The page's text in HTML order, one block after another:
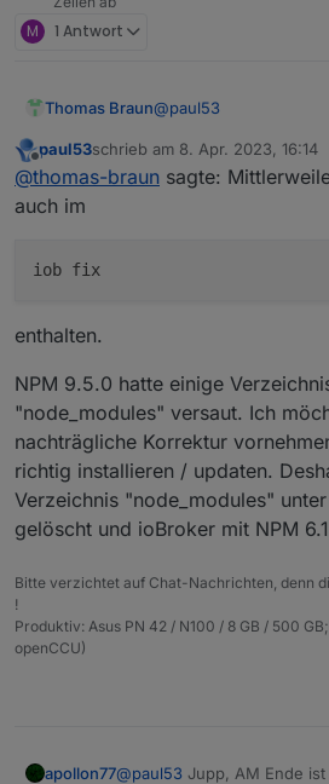
M 1 Antwort
Thomas Braun@paul53
Würde ich nicht
Korrektur auch im
Offline
paul53schrieb am 8. Apr. 2023, 16:14
zuletzt editiert von
@thomas-braun sagte:
auch im
enthalten.
NPM 9.5.0 hatte einige
"node_modules" versaut. Ich
nachträgliche Korrektur
richtig installieren / updaten.
Verzeichnis "node_modules"
gelöscht und ioBroker mit NPM
Bitte verzichtet auf Chat-Nachrichten, denn
!
Produktiv: Asus PN 42 / N100 / 8 GB / 500
openCCU)
apollon77@paul53 Jupp, AM Ende